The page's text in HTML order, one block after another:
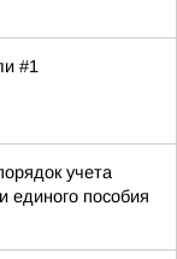
#1
учета
единого пособия